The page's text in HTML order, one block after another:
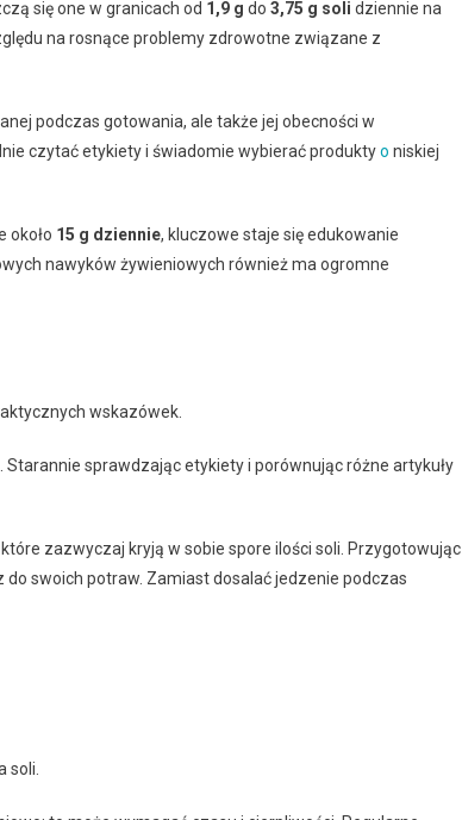
się one w granicach od 1,9 g do 3,75 g soli dziennie na
na rosnące problemy zdrowotne związane z
podczas gotowania, ale także jej obecności w
czytać etykiety i świadomie wybierać produktyo niskiej
około 15 g dziennie, kluczowe staje się edukowanie
nawyków żywieniowych również ma ogromne
wskazówek.
. Starannie sprawdzając etykiety i porównując różne artykuły
które zazwyczaj kryją w sobie spore ilości soli. Przygotowując
swoich potraw. Zamiast dosalać jedzenie podczas
soli.